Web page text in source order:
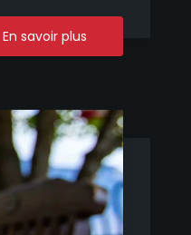
En savoir plus